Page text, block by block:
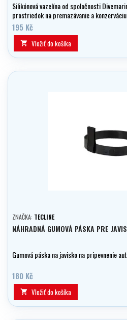
Silikónová vazelína od spoločnosti
prostriedok na premazávanie a
195 Kč
 Vložiť do košíka
ZNAČKA: TECLINE
NÁHRADNÁ GUMOVÁ PÁSKA PRE
Gumová páska na javisko na pripevnenie
180 Kč
 Vložiť do košíka